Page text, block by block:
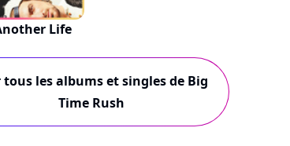
Life
tous les albums et singles de Big
Time Rush